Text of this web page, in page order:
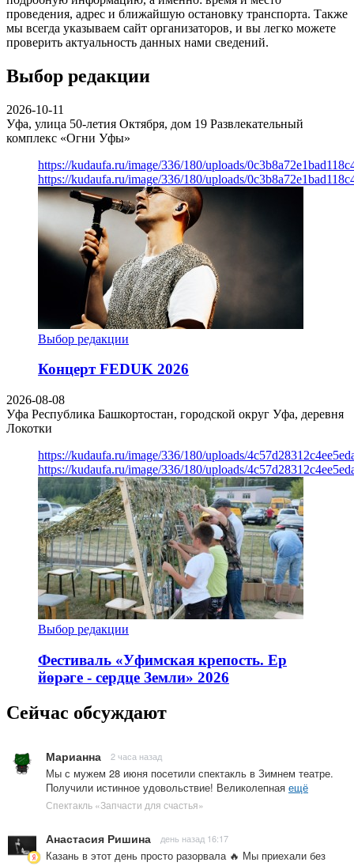
проведения, адрес и ближайшую остановку транспорта. Также
мы всегда указываем сайт организаторов, и вы легко можете
проверить актуальность данных нами сведений.
Выбор редакции
2026-10-11
Уфа, улица 50-летия Октября, дом 19 Развлекательный
комплекс «Огни Уфы»
https://kudaufa.ru/image/336/180/uploads/
https://kudaufa.ru/image/336/180/uploads/
Выбор редакции
Концерт FEDUK 2026
2026-08-08
Уфа Республика Башкортостан, городской округ Уфа, деревня
Локотки
https://kudaufa.ru/image/336/180/uploads/
https://kudaufa.ru/image/336/180/uploads/
Выбор редакции
Фестиваль «Уфимская крепость. Ер
йөрәге - сердце Земли» 2026
Сейчас обсуждают
Марианна 2 часа назад
Мы с мужем 28 июня посетили спектакль в Зимнем театре.
Получили истинное удовольствие! Великолепная ещё
Спектакль «Запчасти для счастья»
Анастасия Ришина день назад 16:17
Казань в этот день просто разорвала 🔥 Мы приехали без